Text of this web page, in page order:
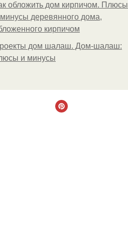
обложить дом кирпичом. Плюсы
деревянного дома,
кирпичом
дом шалаш. Дом-шалаш:
и минусы